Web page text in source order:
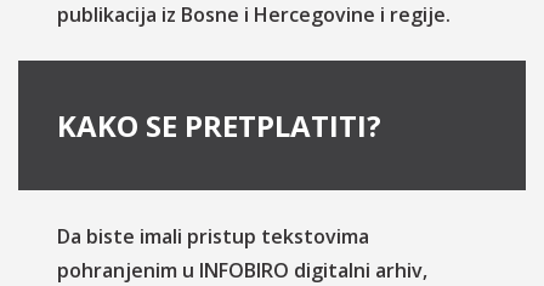
publikacija iz Bosne i Hercegovine i regije.
KAKO SE PRETPLATITI?
Da biste imali pristup tekstovima
pohranjenim u INFOBIRO digitalni arhiv,